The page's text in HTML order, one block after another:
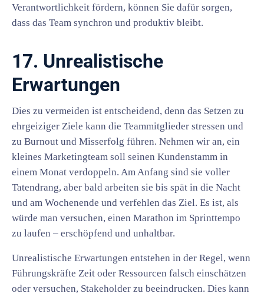
Verantwortlichkeit fördern, können Sie dafür sorgen,
dass das Team synchron und produktiv bleibt.
17. Unrealistische
Erwartungen
Dies zu vermeiden ist entscheidend, denn das Setzen zu
ehrgeiziger Ziele kann die Teammitglieder stressen und
zu Burnout und Misserfolg führen. Nehmen wir an, ein
kleines Marketingteam soll seinen Kundenstamm in
einem Monat verdoppeln. Am Anfang sind sie voller
Tatendrang, aber bald arbeiten sie bis spät in die Nacht
und am Wochenende und verfehlen das Ziel. Es ist, als
würde man versuchen, einen Marathon im Sprinttempo
zu laufen – erschöpfend und unhaltbar.
Unrealistische Erwartungen entstehen in der Regel, wenn
Führungskräfte Zeit oder Ressourcen falsch einschätzen
oder versuchen, Stakeholder zu beeindrucken. Dies kann